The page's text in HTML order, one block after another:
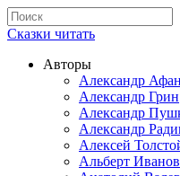
Сказки читать
Авторы
Александр
Александр Грин
Александр
Александр
Алексей
Альберт Иванов